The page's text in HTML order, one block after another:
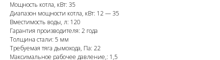
Мощность котла, кВт: 35
Диапазон мощности котла, кВт: 12 — 35
Вместимость воды, л: 120
Гарантия производителя: 2 года
Толщина стали: 5 мм
Требуемая тяга дымохода, Па: 22
Максимальное рабочее давление,: 1,5